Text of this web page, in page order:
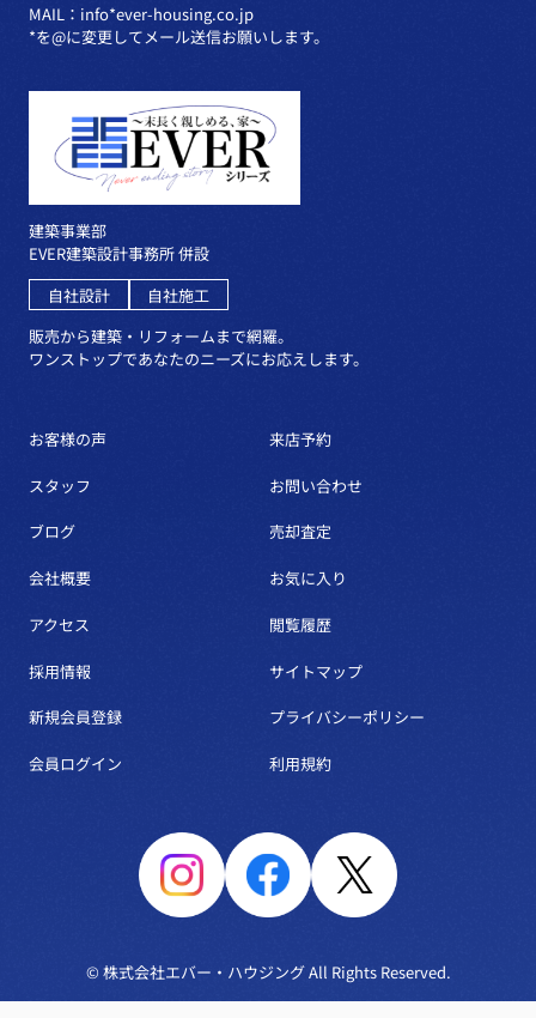
MAIL：info*ever-housing.co.jp
*を@に変更してメール送信お願いします。
建築事業部
EVER建築設計事務所 併設
自社設計
自社施工
販売から建築・リフォームまで網羅。
ワンストップであなたのニーズにお応えします。
お客様の声
スタッフ
ブログ
会社概要
アクセス
採用情報
新規会員登録
会員ログイン
来店予約
お問い合わせ
売却査定
お気に入り
閲覧履歴
サイトマップ
プライバシーポリシー
利用規約
© 株式会社エバー・ハウジング All Rights Reserved.